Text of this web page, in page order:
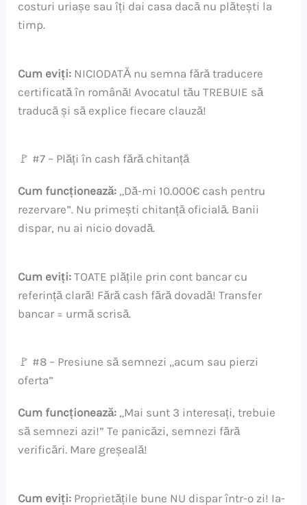
costuri uriașe sau îți dai casa dacă nu plătești la
timp.
Cum eviți: NICIODATĂ nu semna fără traducere
certificată în română! Avocatul tău TREBUIE să
traducă și să explice fiecare clauză!
🚩 #7 – Plăți în cash fără chitanță
Cum funcționează: „Dă-mi 10.000€ cash pentru
rezervare”. Nu primești chitanță oficială. Banii
dispar, nu ai nicio dovadă.
Cum eviți: TOATE plățile prin cont bancar cu
referință clară! Fără cash fără dovadă! Transfer
bancar = urmă scrisă.
🚩 #8 – Presiune să semnezi „acum sau pierzi
oferta”
Cum funcționează: „Mai sunt 3 interesați, trebuie
să semnezi azi!” Te panicăzi, semnezi fără
verificări. Mare greșeală!
Cum eviți: Proprietățile bune NU dispar într-o zi! Ia-